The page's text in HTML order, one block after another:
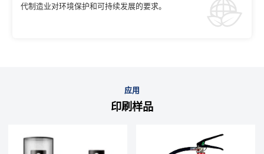
代制造业对环境保护和可持续发展的要求。
应用
印刷样品